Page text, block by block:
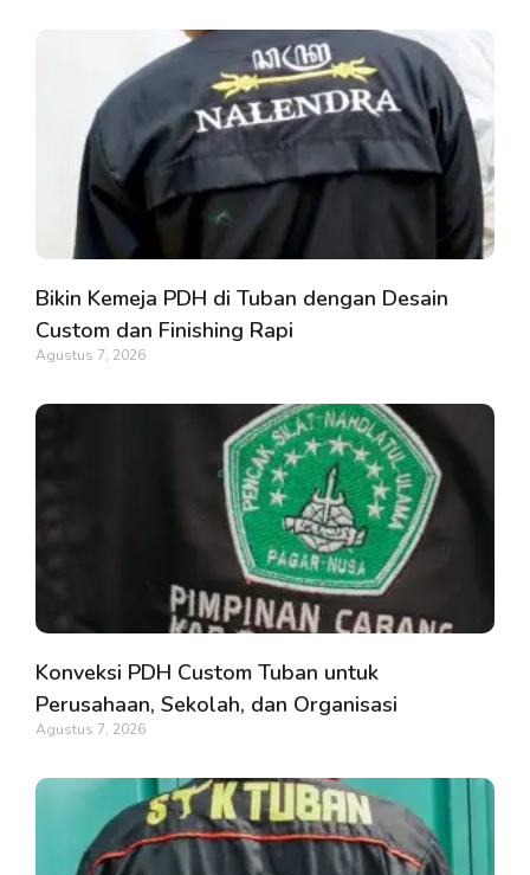
Bikin Kemeja PDH di Tuban dengan Desain
Custom dan Finishing Rapi
Agustus 7, 2026
Konveksi PDH Custom Tuban untuk
Perusahaan, Sekolah, dan Organisasi
Agustus 7, 2026